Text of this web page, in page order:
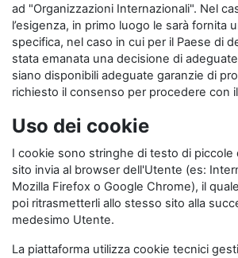
ad "Organizzazioni Internazionali". Nel
l’esigenza, in primo luogo le sarà fornita
specifica, nel caso in cui per il Paese di
stata emanata una decisione di
siano disponibili adeguate garanzie di
richiesto il consenso per procedere con
Uso dei cookie
I cookie sono stringhe di testo di piccole
sito invia al browser dell'Utente (es:
Mozilla Firefox o Google Chrome), il
poi ritrasmetterli allo stesso sito alla
medesimo Utente.
La piattaforma utilizza cookie tecnici